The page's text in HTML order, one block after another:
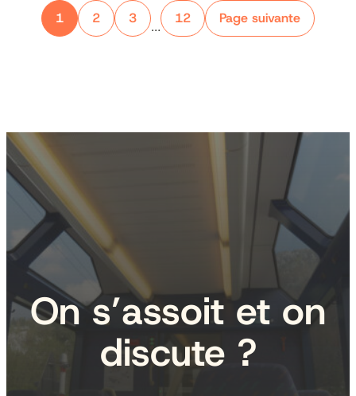
1 2 3
…
12 Page suivante
On s’assoit et on
discute ?